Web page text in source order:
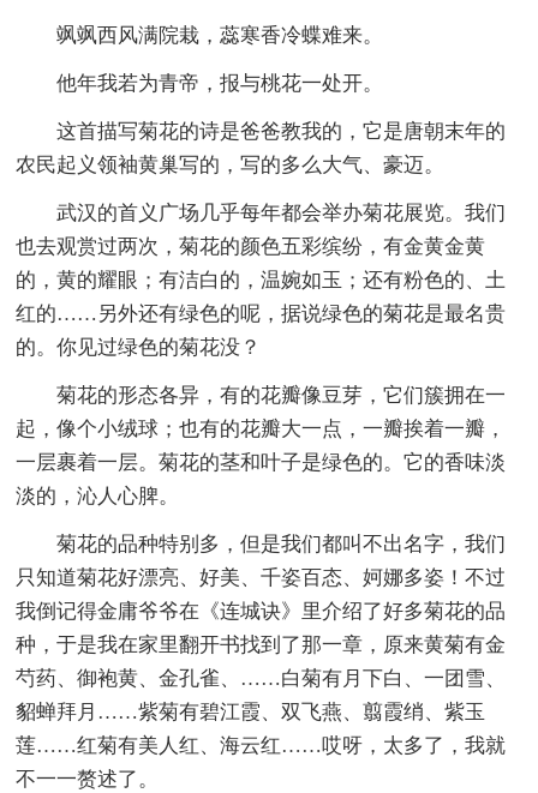
飒飒西风满院栽，蕊寒香冷蝶难来。
他年我若为青帝，报与桃花一处开。
这首描写菊花的诗是爸爸教我的，它是唐朝末年的
农民起义领袖黄巢写的，写的多么大气、豪迈。
武汉的首义广场几乎每年都会举办菊花展览。我们
也去观赏过两次，菊花的颜色五彩缤纷，有金黄金黄
的，黄的耀眼；有洁白的，温婉如玉；还有粉色的、土
红的……另外还有绿色的呢，据说绿色的菊花是最名贵
的。你见过绿色的菊花没？
菊花的形态各异，有的花瓣像豆芽，它们簇拥在一
起，像个小绒球；也有的花瓣大一点，一瓣挨着一瓣，
一层裹着一层。菊花的茎和叶子是绿色的。它的香味淡
淡的，沁人心脾。
菊花的品种特别多，但是我们都叫不出名字，我们
只知道菊花好漂亮、好美、千姿百态、妸娜多姿！不过
我倒记得金庸爷爷在《连城诀》里介绍了好多菊花的品
种，于是我在家里翻开书找到了那一章，原来黄菊有金
芍药、御袍黄、金孔雀、……白菊有月下白、一团雪、
貂蝉拜月……紫菊有碧江霞、双飞燕、翦霞绡、紫玉
莲……红菊有美人红、海云红……哎呀，太多了，我就
不一一赘述了。